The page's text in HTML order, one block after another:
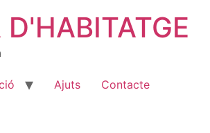
D'HABITATGE
Ajuts Contacte